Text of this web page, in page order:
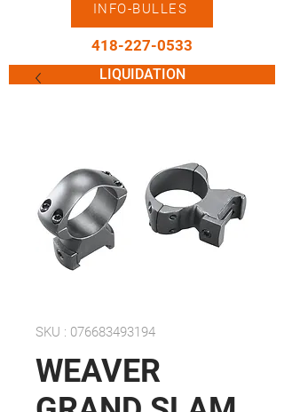
INFO-BULLES
418-227-0533
LIQUIDATION
SKU : 076683493194
WEAVER